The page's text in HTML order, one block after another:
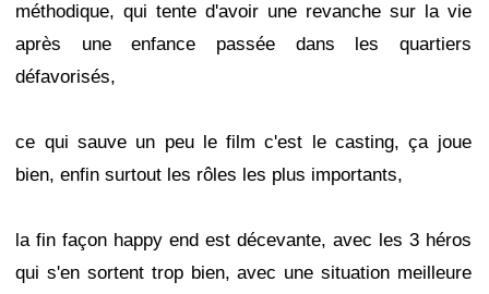
méthodique, qui tente d'avoir une revanche sur la vie
après une enfance passée dans les quartiers
défavorisés,
ce qui sauve un peu le film c'est le casting, ça joue
bien, enfin surtout les rôles les plus importants,
la fin façon happy end est décevante, avec les 3 héros
qui s'en sortent trop bien, avec une situation meilleure